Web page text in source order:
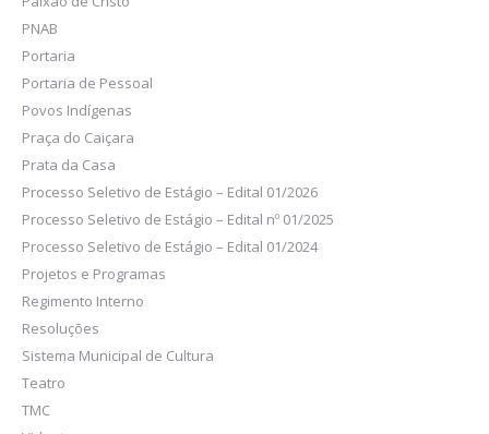
PNAB
Portaria
Portaria de Pessoal
Povos Indígenas
Praça do Caiçara
Prata da Casa
Processo Seletivo de Estágio – Edital 01/2026
Processo Seletivo de Estágio – Edital nº 01/2025
Processo Seletivo de Estágio – Edital 01/2024
Projetos e Programas
Regimento Interno
Resoluções
Sistema Municipal de Cultura
Teatro
TMC